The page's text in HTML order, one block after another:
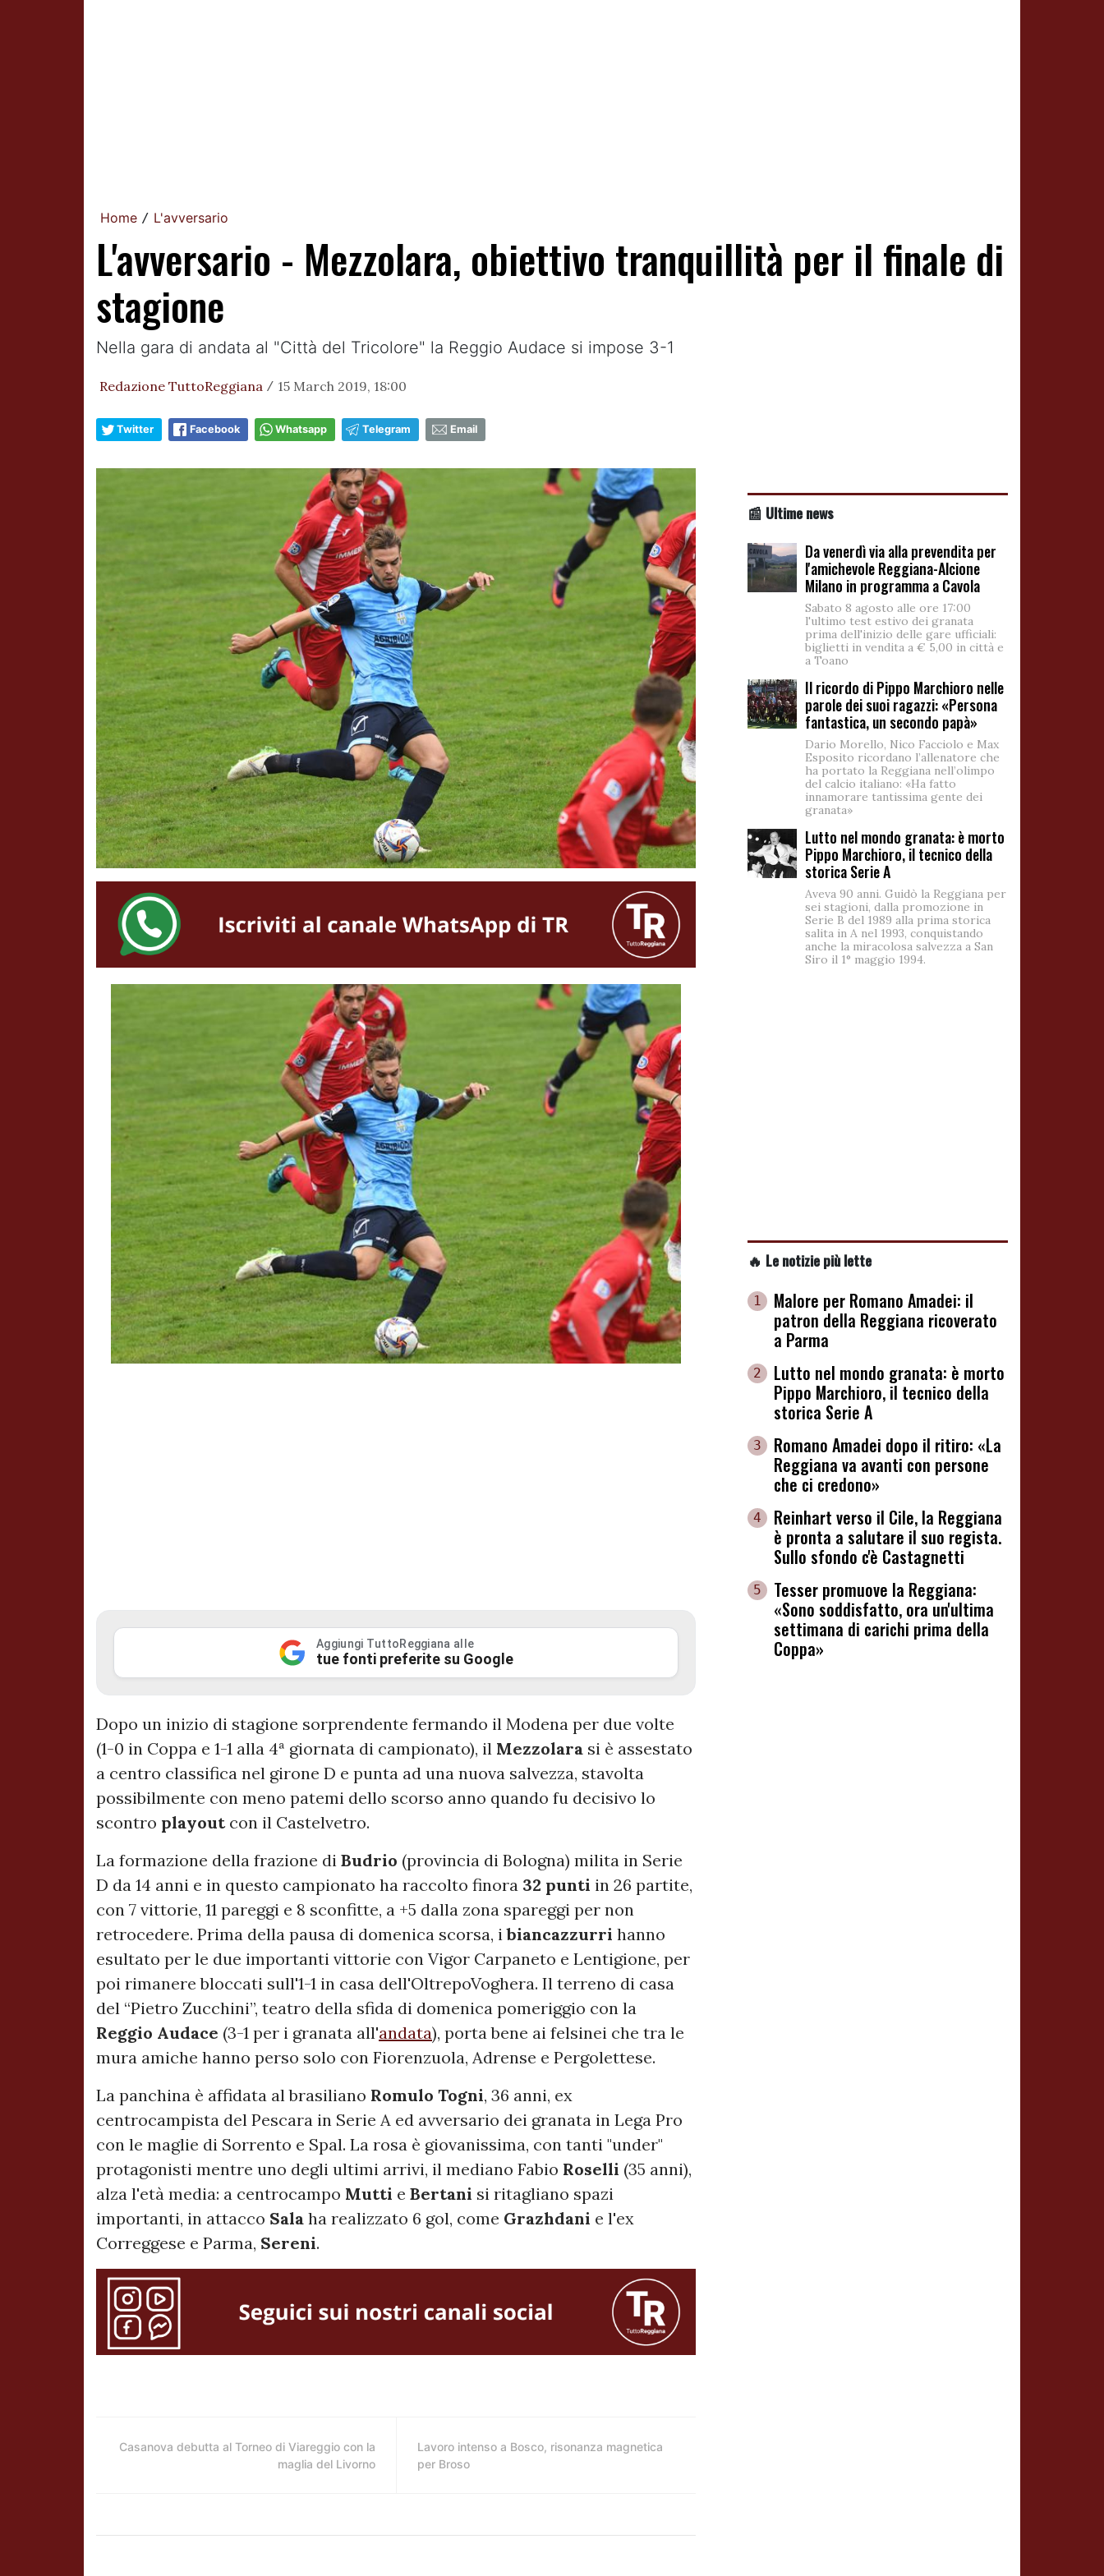
Home / L'avversario
L'avversario - Mezzolara, obiettivo tranquillità per il finale di
stagione
Nella gara di andata al "Città del Tricolore" la Reggio Audace si impose 3-1
Redazione TuttoReggiana / 15 March 2019, 18:00
Twitter Facebook Whatsapp Telegram Email
Aggiungi TuttoReggiana alle
tue fonti preferite su Google
Dopo un inizio di stagione sorprendente fermando il Modena per due volte
(1-0 in Coppa e 1-1 alla 4ª giornata di campionato), il Mezzolara si è assestato
a centro classifica nel girone D e punta ad una nuova salvezza, stavolta
possibilmente con meno patemi dello scorso anno quando fu decisivo lo
scontro playout con il Castelvetro.
La formazione della frazione di Budrio (provincia di Bologna) milita in Serie
D da 14 anni e in questo campionato ha raccolto finora 32 punti in 26 partite,
con 7 vittorie, 11 pareggi e 8 sconfitte, a +5 dalla zona spareggi per non
retrocedere. Prima della pausa di domenica scorsa, ibiancazzurri hanno
esultato per le due importanti vittorie con Vigor Carpaneto e Lentigione, per
poi rimanere bloccati sull'1-1 in casa dell'OltrepoVoghera. Il terreno di casa
del “Pietro Zucchini”, teatro della sfida di domenica pomeriggio con la
Reggio Audace (3-1 per i granata all'andata), porta bene ai felsinei che tra le
mura amiche hanno perso solo con Fiorenzuola, Adrense e Pergolettese.
La panchina è affidata al brasiliano Romulo Togni, 36 anni, ex
centrocampista del Pescara in Serie A ed avversario dei granata in Lega Pro
con le maglie di Sorrento e Spal. La rosa è giovanissima, con tanti "under"
protagonisti mentre uno degli ultimi arrivi, il mediano Fabio Roselli (35 anni),
alza l'età media: a centrocampo Mutti e Bertani si ritagliano spazi
importanti, in attacco Sala ha realizzato 6 gol, come Grazhdani e l'ex
Correggese e Parma, Sereni.
Casanova debutta al Torneo di Viareggio con la
maglia del Livorno
Lavoro intenso a Bosco, risonanza magnetica
per Broso
📰 Ultime news
Da venerdì via alla prevendita per
l'amichevole Reggiana-Alcione
Milano in programma a Cavola
Sabato 8 agosto alle ore 17:00
l'ultimo test estivo dei granata
prima dell'inizio delle gare ufficiali:
biglietti in vendita a € 5,00 in città e
a Toano
Il ricordo di Pippo Marchioro nelle
parole dei suoi ragazzi: «Persona
fantastica, un secondo papà»
Dario Morello, Nico Facciolo e Max
Esposito ricordano l’allenatore che
ha portato la Reggiana nell’olimpo
del calcio italiano: «Ha fatto
innamorare tantissima gente dei
granata»
Lutto nel mondo granata: è morto
Pippo Marchioro, il tecnico della
storica Serie A
Aveva 90 anni. Guidò la Reggiana per
sei stagioni, dalla promozione in
Serie B del 1989 alla prima storica
salita in A nel 1993, conquistando
anche la miracolosa salvezza a San
Siro il 1° maggio 1994.
🔥 Le notizie più lette
1
Malore per Romano Amadei: il
patron della Reggiana ricoverato
a Parma
2
Lutto nel mondo granata: è morto
Pippo Marchioro, il tecnico della
storica Serie A
3
Romano Amadei dopo il ritiro: «La
Reggiana va avanti con persone
che ci credono»
4
Reinhart verso il Cile, la Reggiana
è pronta a salutare il suo regista.
Sullo sfondo c'è Castagnetti
5
Tesser promuove la Reggiana:
«Sono soddisfatto, ora un'ultima
settimana di carichi prima della
Coppa»